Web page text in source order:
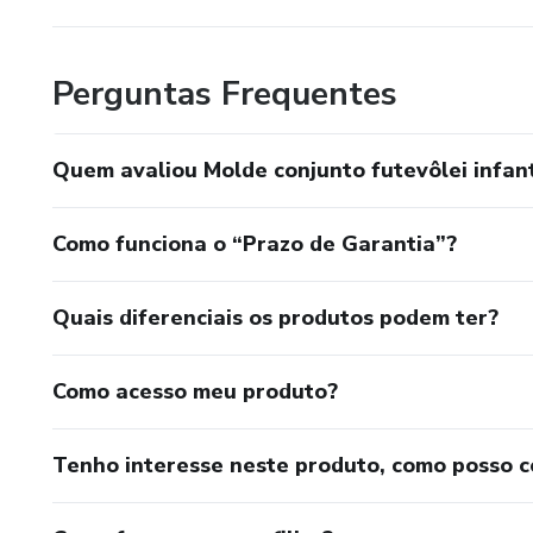
Seus olhos, seus olhos
Eles me dizem o quanto você se importa
Oh sim, você sempre será
Meu amor sem fimLionel Richie
Eu quero dividir
Todo o meu amor com você
Ninguém mais o faráE seus olhos
Perguntas Frequentes
Quem avaliou Molde conjunto futevôlei
Como funciona o “Prazo de Garantia”?
Quais diferenciais os produtos podem ter?
Como acesso meu produto?
Tenho interesse neste produto, como posso